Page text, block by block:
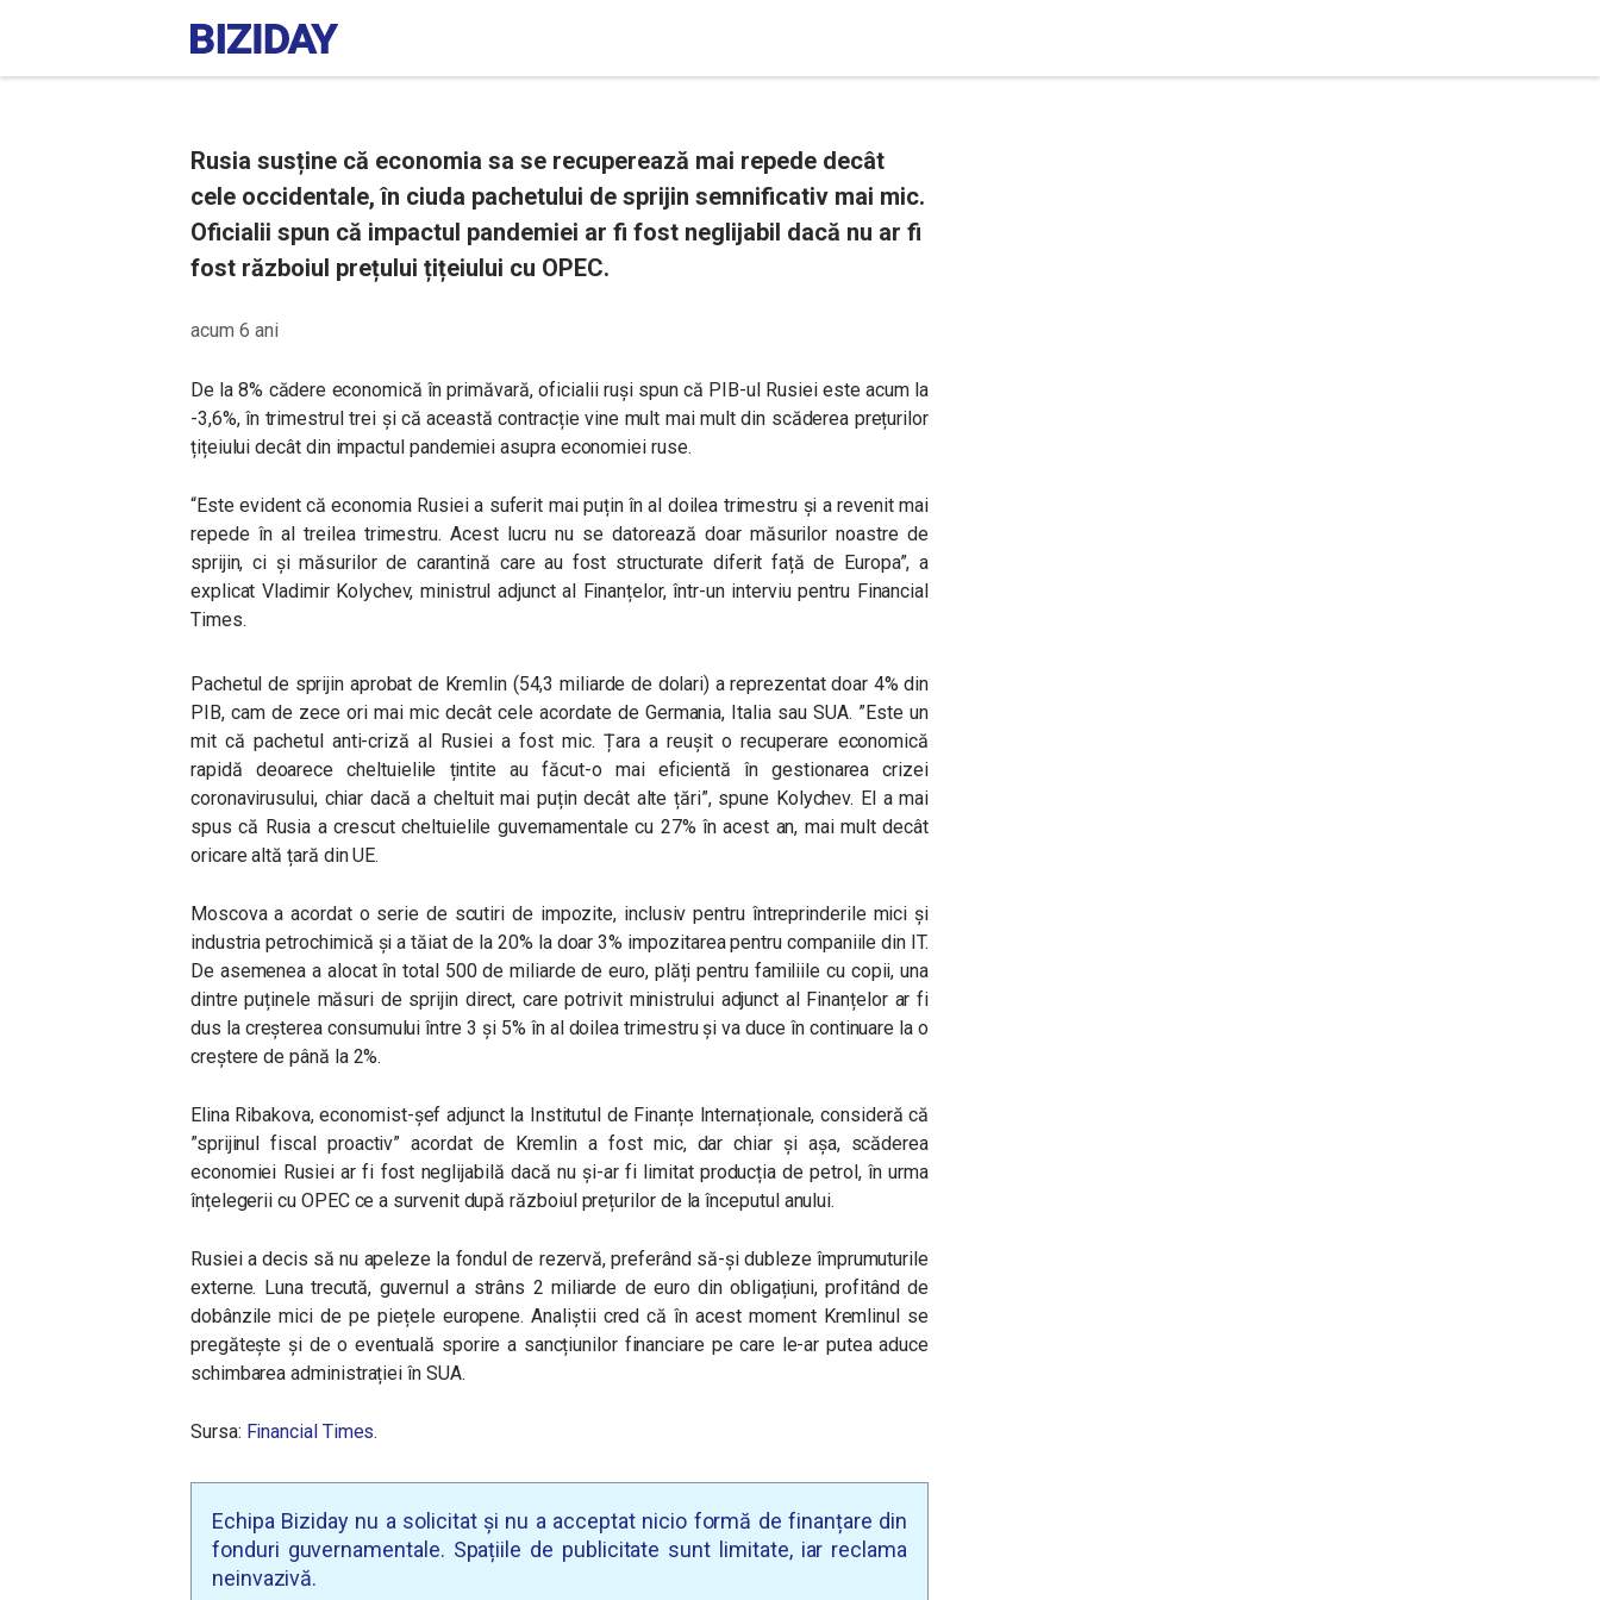
Rusia susține că economia sa se recuperează mai repede decât
cele occidentale, în ciuda pachetului de sprijin semnificativ mai mic.
Oficialii spun că impactul pandemiei ar fi fost neglijabil dacă nu ar fi
fost războiul prețului țițeiului cu OPEC.
acum 6 ani
De la 8% cădere economică în primăvară, oficialii ruși spun că PIB-ul Rusiei este acum la
-3,6%, în trimestrul trei și că această contracție vine mult mai mult din scăderea prețurilor
țițeiului decât din impactul pandemiei asupra economiei ruse.
“Este evident că economia Rusiei a suferit mai puțin în al doilea trimestru și a revenit mai
repede în al treilea trimestru. Acest lucru nu se datorează doar măsurilor noastre de
sprijin, ci și măsurilor de carantină care au fost structurate diferit față de ​​Europa”, a
explicat Vladimir Kolychev, ministrul adjunct al Finanțelor, într-un interviu pentru Financial
Times.
Pachetul de sprijin aprobat de Kremlin (54,3 miliarde de dolari) a reprezentat doar 4% din
PIB, cam de zece ori mai mic decât cele acordate de Germania, Italia sau SUA. ”Este un
mit că pachetul anti-criză al Rusiei a fost mic. Țara a reușit o recuperare economică
rapidă deoarece cheltuielile țintite au făcut-o mai eficientă în gestionarea crizei
coronavirusului, chiar dacă a cheltuit mai puțin decât alte țări”, spune Kolychev. El a mai
spus că Rusia a crescut cheltuielile guvernamentale cu 27% în acest an, mai mult decât
oricare altă țară din UE.
Moscova a acordat o serie de scutiri de impozite, inclusiv pentru întreprinderile mici și
industria petrochimică și a tăiat de la 20% la doar 3% impozitarea pentru companiile din IT.
De asemenea a alocat în total 500 de miliarde de euro, plăți pentru familiile cu copii, una
dintre puținele măsuri de sprijin direct, care potrivit ministrului adjunct al Finanțelor ar fi
dus la creșterea consumului între 3 și 5% în al doilea trimestru și va duce în continuare la o
creștere de până la 2%.
Elina Ribakova, economist-șef adjunct la Institutul de Finanțe Internaționale, consideră că
”sprijinul fiscal proactiv” acordat de Kremlin a fost mic, dar chiar și așa, scăderea
economiei Rusiei ar fi fost neglijabilă dacă nu și-ar fi limitat producția de petrol, în urma
înțelegerii cu OPEC ce a survenit după războiul prețurilor de la începutul anului.
Rusiei a decis să nu apeleze la fondul de rezervă, preferând să-și dubleze împrumuturile
externe. Luna trecută, guvernul a strâns 2 miliarde de euro din obligațiuni, profitând de
dobânzile mici de pe piețele europene. Analiștii cred că în acest moment Kremlinul se
pregătește și de o eventuală sporire a sancțiunilor financiare pe care le-ar putea aduce
schimbarea administrației în SUA.
Sursa: Financial Times.
Echipa Biziday nu a solicitat și nu a acceptat nicio formă de finanțare din
fonduri guvernamentale. Spațiile de publicitate sunt limitate, iar reclama
neinvazivă.